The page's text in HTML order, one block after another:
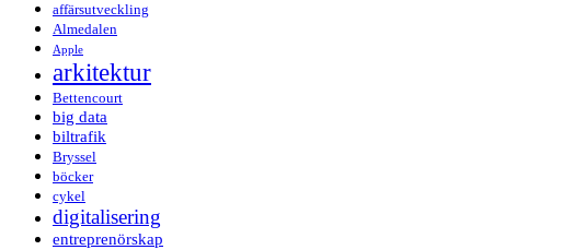
affärsutveckling
Almedalen
Apple
arkitektur
Bettencourt
big data
biltrafik
Bryssel
böcker
cykel
digitalisering
entreprenörskap